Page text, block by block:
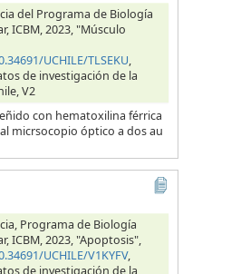
del Programa de Biología
ICBM, 2023, "Músculo
UCHILE/TLSEKU,
de investigación de la
V2
con hematoxilina férrica
micrsocopio óptico a dos au
Programa de Biología
ICBM, 2023, "Apoptosis",
UCHILE/V1KYFV,
de investigación de la